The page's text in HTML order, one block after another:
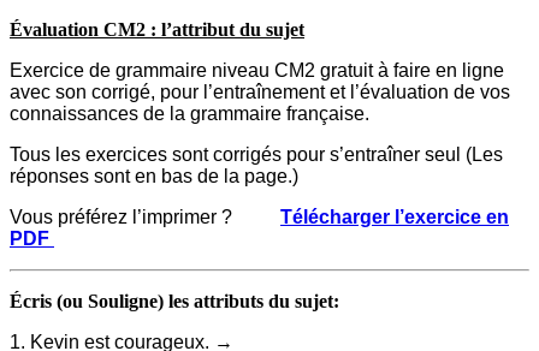
Évaluation CM2 : l’attribut du sujet
Exercice de grammaire niveau CM2 gratuit à faire en ligne
avec son corrigé, pour l’entraînement et l’évaluation de vos
connaissances de la grammaire française.
Tous les exercices sont corrigés pour s’entraîner seul (Les
réponses sont en bas de la page.)
Vous préférez l’imprimer ? Télécharger l’exercice en
PDF
Écris (ou Souligne) les attributs du sujet:
1. Kevin est courageux. →